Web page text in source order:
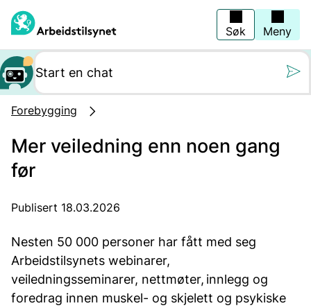
hovedinnhold
Søk Meny
Forebygging
Mer veiledning enn noen gang
før
Publisert 18.03.2026
Nesten 50 000 personer har fått med seg
Arbeidstilsynets webinarer,
veiledningsseminarer, nettmøter, innlegg og
foredrag innen muskel- og skjelett og psykiske